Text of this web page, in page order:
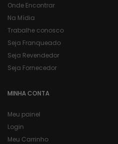
Onde Encontrar
Na Mídia
Trabalhe conosco
Seja Franqueado
Seja Revendedor
Seja Fornecedor
MINHA CONTA
Meu painel
Login
Meu Carrinho